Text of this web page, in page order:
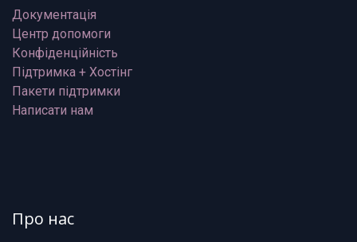
Документація
Центр допомоги
Конфіденційність
Підтримка + Хостінг
Пакети підтримки
Написати нам
Про нас